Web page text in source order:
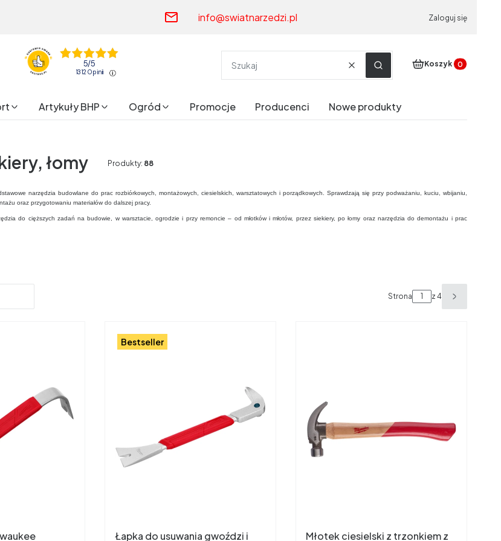
info@swiatnarzedzi.pl Zaloguj się
5/5
1312 opinii WyczyśćSzukaj
Produkty w
Koszyk
Artykuły BHP Ogród Promocje Producenci
Nowe produkty
łomy Produkty: 88
narzędzia budowlane do prac rozbiórkowych, montażowych, ciesielskich, warsztatowych i porządkowych. Sprawdzają się przy podważaniu, kuciu, wbijaniu,
oraz przygotowaniu materiałów do dalszej pracy.
do cięższych zadań na budowie, w warsztacie, ogrodzie i przy remoncie – od młotków i młotów, przez siekiery, po łomy oraz narzędzia do demontażu i prac
Strona z 4 Następne
Bestseller
Łapka do usuwania gwoździ i
Młotek ciesielski z trzonkiem z